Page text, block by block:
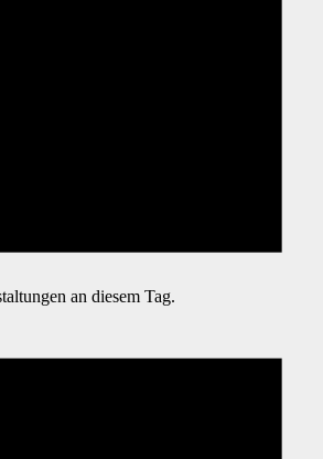
an diesem Tag.